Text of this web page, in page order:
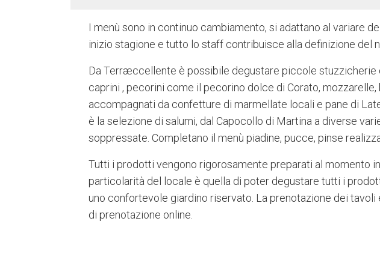
I menù sono in continuo cambiamento, si adattano al variare
inizio stagione e tutto lo staff contribuisce alla definizione del
Da Terræccellente è possibile degustare piccole stuzzicherie
caprini , pecorini come il pecorino dolce di Corato,
accompagnati da confetture di marmellate locali e pane di
è la selezione di salumi, dal Capocollo di Martina a diverse
soppressate. Completano il menù piadine, pucce, pinse
Tutti i prodotti vengono rigorosamente preparati al momento
particolarità del locale è quella di poter degustare tutti i
uno confortevole giardino riservato. La prenotazione dei
di prenotazione online.